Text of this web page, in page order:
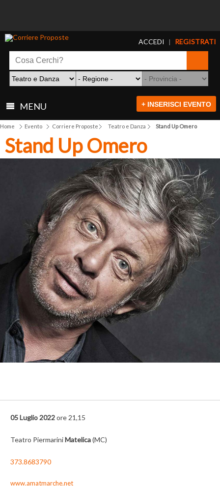
ACCEDI | REGISTRATI
MENU + INSERISCI EVENTO
Home Evento Corriere Proposte Teatro e Danza Stand Up Omero
Stand Up Omero
05 Luglio 2022ore 21,15
Teatro PiermariniMatelica(MC)
373.8683790
www.amatmarche.net